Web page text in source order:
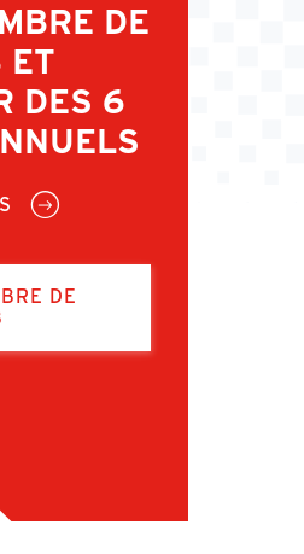
DE
ET
DES 6
DE